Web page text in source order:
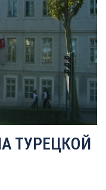
ТУРЕЦКОЙ